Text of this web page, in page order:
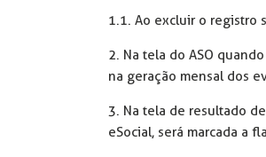
1.1. Ao excluir o registro
2. Na tela do ASO
na geração mensal dos
3. Na tela de resultado
eSocial, será marcada a